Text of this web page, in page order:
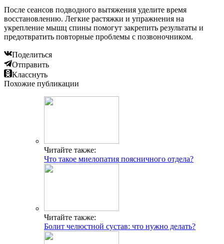
После сеансов подводного вытяжения уделите время
восстановлению. Легкие растяжки и упражнения на
укрепление мышц спины помогут закрепить результаты и
предотвратить повторные проблемы с позвоночником.
Поделиться
Отправить
Класснуть
Похожие публикации
Читайте также:
Что такое миелопатия поясничного отдела?
Читайте также:
Болит челюстной сустав: что нужно делать?